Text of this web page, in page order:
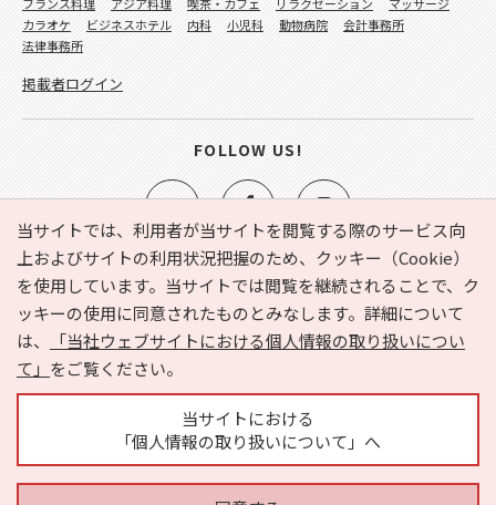
当サイトでは、利用者が当サイトを閲覧する際のサービス向
上およびサイトの利用状況把握のため、クッキー（Cookie）
を使用しています。当サイトでは閲覧を継続されることで、ク
ッキーの使用に同意されたものとみなします。詳細について
は、
「当社ウェブサイトにおける個人情報の取り扱いについ
て」 をご覧ください。
当サイトにおける
「個人情報の取り扱いについて」へ
e-NAVITA（イーナビタ）とは？ お気に入り
ヘルプ
利用規約
個人情報の取り扱いについて
運営会社
サイトマップ
広告掲載に関するお問い合わせ
カラオケ
ビジネスホテル 内科 小児科 動物病院
会計事務所
法律事務所
掲載者ログイン
FOLLOW US!